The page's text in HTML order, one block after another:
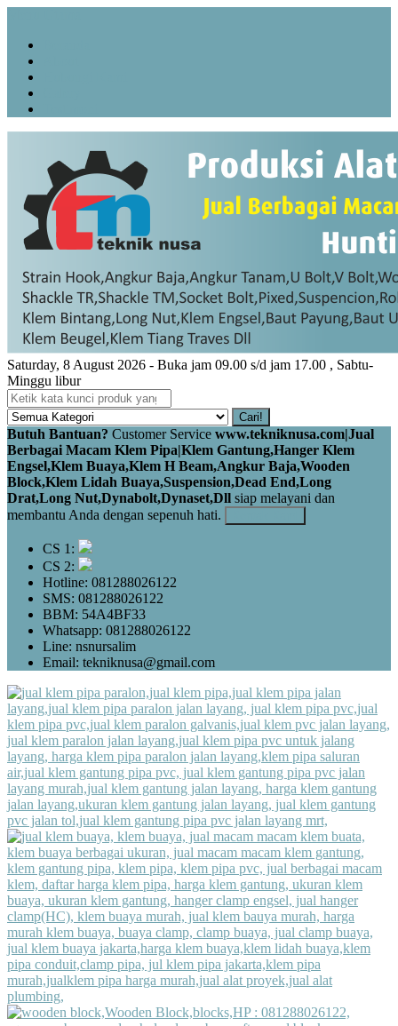
Saturday, 8 August 2026 - Buka jam 09.00 s/d jam 17.00 , Sabtu-
Minggu libur
Cari!
Butuh Bantuan? Customer Service www.tekniknusa.com|Jual
Berbagai Macam Klem Pipa|Klem Gantung,Hanger Klem
Engsel,Klem Buaya,Klem H Beam,Angkur Baja,Wooden
Block,Klem Lidah Buaya,Suspension,Dead End,Long
Drat,Long Nut,Dynabolt,Dynaset,Dll siap melayani dan
membantu Anda dengan sepenuh hati.
CS 1:
CS 2:
Hotline: 081288026122
SMS: 081288026122
BBM: 54A4BF33
Whatsapp: 081288026122
Line: nsnursalim
Email: tekniknusa@gmail.com